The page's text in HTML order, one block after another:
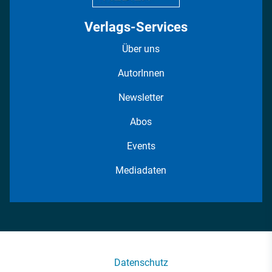
Verlags-Services
Über uns
AutorInnen
Newsletter
Abos
Events
Mediadaten
Datenschutz